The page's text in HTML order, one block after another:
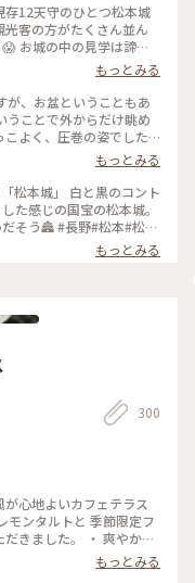
存12天守のひとつ松本城
客の方がたくさん並ん
お城の中の見学は諦め
天守のうち五重天守が見
深志城の6階建のかっこ
とも呼ばれているんです
んが言いはじめたそうで
お堀とおっきい天守閣
でコスモスが咲いてい
（2025.9.21） #現存12天
し事の旅2025 #秋の装い
もっとみる
が、お盆ということもあ
うことで外からだけ眺め
よく、圧巻の姿でした✨
鳥がいました🦢 (来訪
#景色 #ことりっぷ長野
もっとみる
松本城」 白と黒のコント
た感じの国宝の松本城。
#松本#松本
もっとみる
300
心地よいカフェテラス
ンタルトと 季節限定フ
きました。 ・ 爽やかな
ムになりました。 #軽井
ラス #カフェテラス
もっとみる